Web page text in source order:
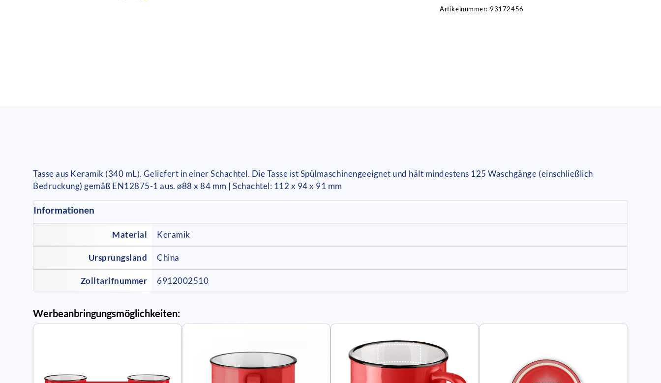
Artikelnummer: 93172456
Tasse aus Keramik (340 mL). Geliefert in einer Schachtel. Die Tasse ist Spülmaschinengeeignet und hält mindestens 125 Waschgänge (einschließlich
Bedruckung) gemäß EN12875-1 aus. ø88 x 84 mm | Schachtel: 112 x 94 x 91 mm
Informationen
Material Keramik
Ursprungsland China
Zolltarifnummer 6912002510
Werbeanbringungsmöglichkeiten: